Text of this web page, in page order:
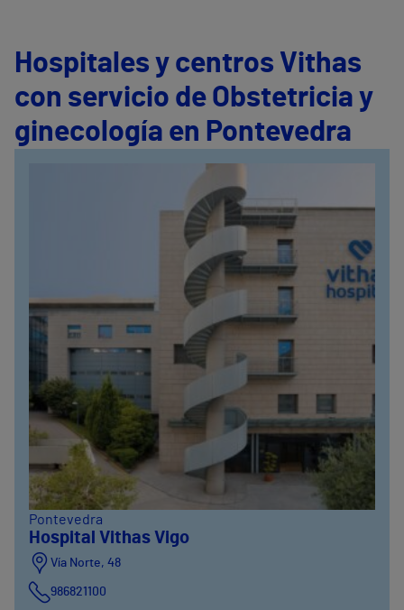
Hospitales y centros Vithas
con servicio de Obstetricia y
ginecología en Pontevedra
Pontevedra
Hospital Vithas Vigo
Vía Norte, 48
986821100